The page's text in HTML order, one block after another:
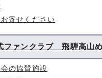
寄せください
ファンクラブ 飛騨高山
の協賛施設